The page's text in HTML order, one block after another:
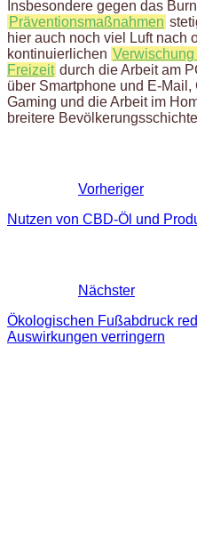
Insbesondere gegen das
Präventionsmaßnahmen
hier auch noch viel Luft nach
kontinuierlichen
Freizeit durch die Arbeit am
über Smartphone und E-
Gaming und die Arbeit im
breitere
Vorheriger
Nutzen von CBD-Öl und
Nächster
Ökologischen Fußabdruck
Auswirkungen verringern